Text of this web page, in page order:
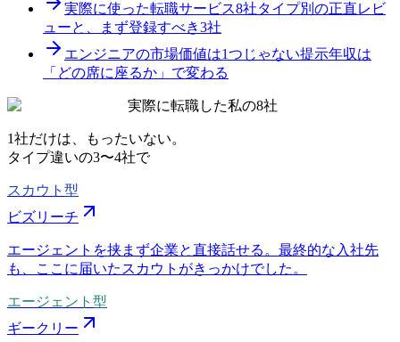
実際に使った転職サービス8社タイプ別の正直レビ
ューと、まず登録すべき3社
エンジニアの市場価値は1つじゃない提示年収は
「どの席に座るか」で変わる
実際に転職した私の8社
1社だけは、もったいない。
タイプ違いの3〜4社で
スカウト型
ビズリーチ
エージェントを挟まず企業と直接話せる。最終的な入社先
も、ここに届いたスカウトがきっかけでした。
エージェント型
ギークリー